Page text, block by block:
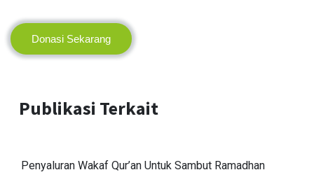
Donasi Sekarang
Publikasi Terkait
Penyaluran Wakaf Qur’an Untuk Sambut Ramadhan